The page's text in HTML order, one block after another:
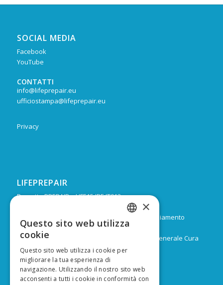
SOCIAL MEDIA
Facebook
YouTube
CONTATTI
info@lifeprepair.eu
ufficiostampa@lifeprepair.eu
Privacy
LIFEPREPAIR
Progetto PREPAIR – LIFE15 IPE IT013
Durata: Febbraio 2017 – Dicembre 2024
Budget: 16.805.939 € di cui 9.974.624 di co-finanziamento
europeo
Capofila: Regione Emilia-Romagna, Direzione Generale Cura
del territorio e dell’ambiente
ITALIAN
×
Questo sito web utilizza
cookie
Questo sito web utilizza i cookie per
migliorare la tua esperienza di
navigazione. Utilizzando il nostro sito web
acconsenti a tutti i cookie in conformità con